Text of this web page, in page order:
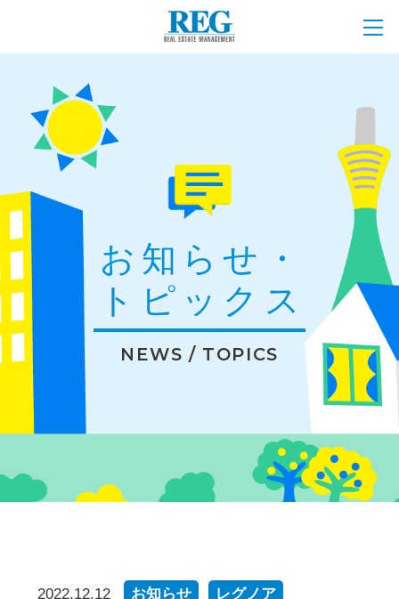
お知らせ・
トピックス
NEWS / TOPICS
2022.12.12 お知らせ レグノア